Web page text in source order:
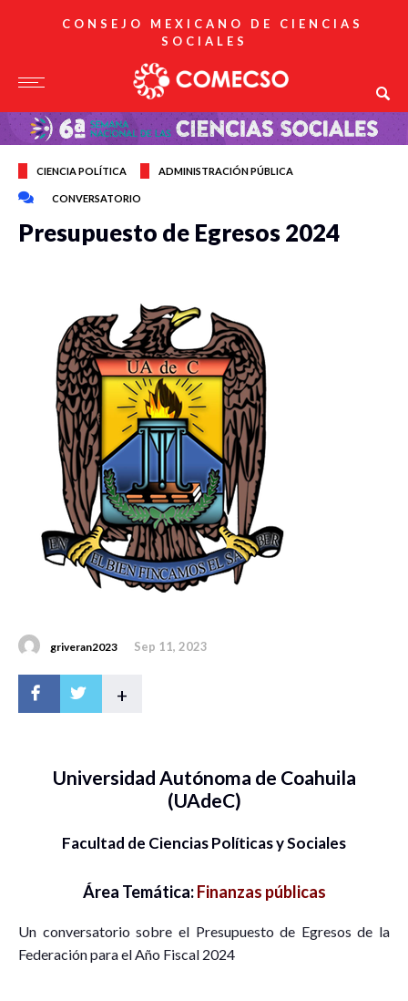
CONSEJO MEXICANO DE CIENCIAS
SOCIALES
CIENCIA POLÍTICA ADMINISTRACIÓN PÚBLICA
CONVERSATORIO
Presupuesto de Egresos 2024
griveran2023 Sep 11, 2023
+
Universidad Autónoma de Coahuila
(UAdeC)
Facultad de Ciencias Políticas y Sociales
Área Temática:Finanzas públicas
Un conversatorio sobre el Presupuesto de Egresos de la
Federación para el Año Fiscal 2024